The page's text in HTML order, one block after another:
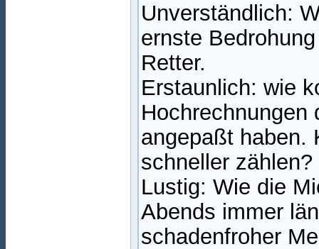
Unverständlich:
ernste
Retter.
Erstaunlich: wie
Hochrechnungen
angepaßt haben.
schneller zählen?
Lustig: Wie die
Abends immer
schadenfroher